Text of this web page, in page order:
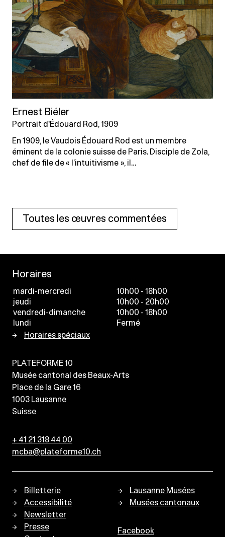
Ernest Biéler
Portrait d'Édouard Rod, 1909
En 1909, le Vaudois Édouard Rod est un membre
éminent de la colonie suisse de Paris. Disciple de Zola,
chef de file de « l’intuitivisme », il…
Toutes les œuvres commentées
Horaires
mardi-mercredi
10h00 - 18h00
jeudi
10h00 - 20h00
vendredi-dimanche
10h00 - 18h00
lundi
Fermé
Horaires spéciaux
PLATEFORME 10
Musée cantonal des Beaux-Arts
Place de la Gare 16
1003 Lausanne
Suisse
+ 41 21 318 44 00
mcba@plateforme10.ch
Billetterie
Accessibilité
Newsletter
Presse
Lausanne Musées
Musées cantonaux
Facebook